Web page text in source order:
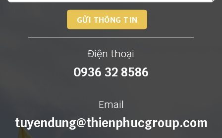
Điện thoại
0936 32 8586
Email
tuyendung@thienphucgroup.com